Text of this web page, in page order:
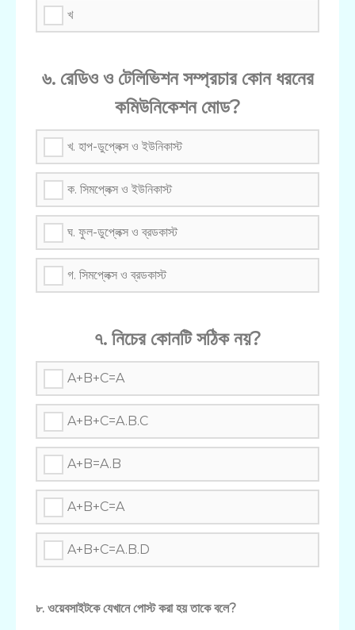
খ
৬. রেডিও ও টেলিভিশন সম্প্রচার কোন ধরনের
কমিউনিকেশন মোড?
খ. হাপ-ডুপ্লেক্স ও ইউনিকাস্ট
ক. সিমপ্লেক্স ও ইউনিকাস্ট
ঘ. ফুল-ডুপ্লেক্স ও ব্রডকাস্ট
গ. সিমপ্লেক্স ও ব্রডকাস্ট
৭. নিচের কোনটি সঠিক নয়?
A+B+C=A
A+B+C=A.B.C
A+B=A.B
A+B+C=A
A+B+C=A.B.D
৮. ওয়েবসাইটকে যেখানে পোস্ট করা হয় তাকে বলে?